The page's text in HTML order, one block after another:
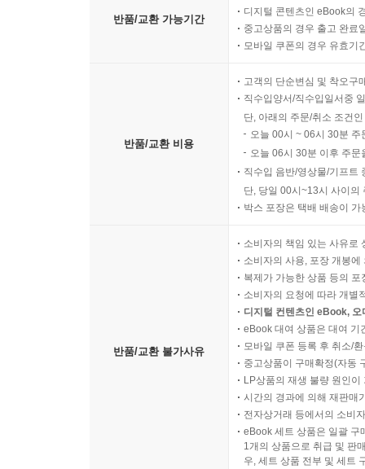
반품/교환 가능기간
디지털 콘텐츠인 eBook의
중고상품의 경우 출고 완료
모바일 쿠폰의 경우 유효기
반품/교환 비용
고객의 단순변심 및 착오구
직수입양서/직수입일서중
단, 아래의 주문/취소 조건
오늘 00시 ~ 06시 30분
오늘 06시 30분 이후 주
직수입 음반/영상물/기프트
단, 당일 00시~13시 사이의
박스 포장은 택배 배송이
반품/교환 불가사유
소비자의 책임 있는 사유로
소비자의 사용, 포장 개봉
복제가 가능한 상품 등의
소비자의 요청에 따라 개별
디지털 컨텐츠인 eBook,
eBook 대여 상품은 대여 기
모바일 쿠폰 등록 후 취소/
중고상품이 구매확정(자동
LP상품의 재생 불량 원인
시간의 경과에 의해 재판매
전자상거래 등에서의 소비
eBook 세트 상품은 일괄 구
1개의 상품으로 취급 및 판
우, 세트 상품 전부 및 세트